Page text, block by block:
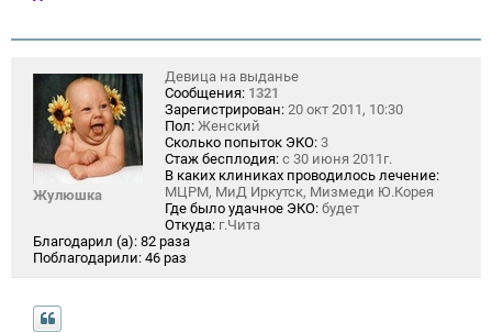
Жулюшка
Девица на выданье
Сообщения: 1321
Зарегистрирован: 20 окт 2011, 10:30
Пол: Женский
Сколько попыток ЭКО: 3
Стаж бесплодия: с 30 июня 2011г.
В каких клиниках проводилось лечение:
МЦРМ, МиД Иркутск, Мизмеди Ю.Корея
Где было удачное ЭКО: будет
Откуда: г.Чита
Благодарил (а): 82 раза
Поблагодарили: 46 раз